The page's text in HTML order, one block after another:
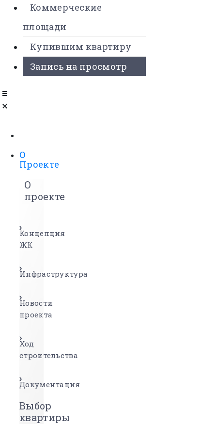
Коммерческие
площади
Купившим квартиру
Запись на просмотр
О
Проекте
О
проекте
Концепция
ЖК
Инфраструктура
Новости
проекта
Ход
строительства
Документация
Выбор
квартиры